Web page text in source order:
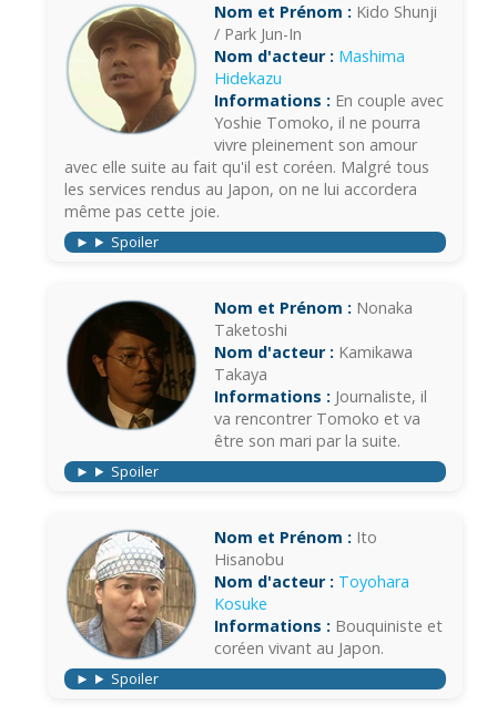
Nom et Prénom : Kido Shunji
/ Park Jun-In
Nom d'acteur : Mashima
Hidekazu
Informations : En couple avec
Yoshie Tomoko, il ne pourra
vivre pleinement son amour
avec elle suite au fait qu'il est coréen. Malgré tous
les services rendus au Japon, on ne lui accordera
même pas cette joie.
Spoiler
Nom et Prénom : Nonaka
Taketoshi
Nom d'acteur : Kamikawa
Takaya
Informations : Journaliste, il
va rencontrer Tomoko et va
être son mari par la suite.
Spoiler
Nom et Prénom : Ito
Hisanobu
Nom d'acteur : Toyohara
Kosuke
Informations : Bouquiniste et
coréen vivant au Japon.
Spoiler